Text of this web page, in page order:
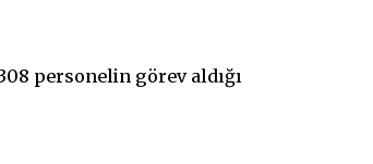
personelin görev aldığı